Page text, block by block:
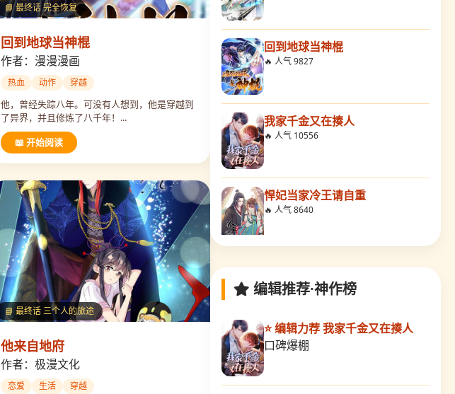
📘 最终话 完全恢复
回到地球当神棍
作者：漫漫漫画
热血 动作 穿越
他，曾经失踪八年。可没有人想到，他是穿越到
了异界，并且修炼了八千年！...
📖 开始阅读
📘 最终话 三个人的旅途
他来自地府
作者：极漫文化
恋爱 生活 穿越
回到地球当神棍
🔥 人气 9827
我家千金又在揍人
🔥 人气 10556
悍妃当家冷王请自重
🔥 人气 8640
他来自地府
🔥 人气 8017
反派不甜不要钱
编辑推荐·神作榜
⭐ 编辑力荐 我家千金又在揍人
口碑爆棚